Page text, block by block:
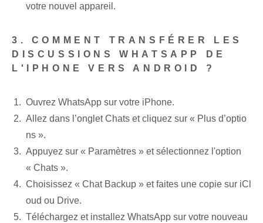
votre nouvel appareil.
3. COMMENT TRANSFÉRER LES
DISCUSSIONS WHATSAPP DE
L'IPHONE VERS ANDROID ?
Ouvrez WhatsApp sur votre iPhone.
Allez dans l’onglet Chats et cliquez sur « Plus d’optio
ns ».
Appuyez sur « Paramètres » et sélectionnez l'option
« Chats ».
Choisissez « Chat Backup » et⁤ faites une copie sur⁤ iCl
oud ou Drive.
Téléchargez et installez WhatsApp sur votre nouveau